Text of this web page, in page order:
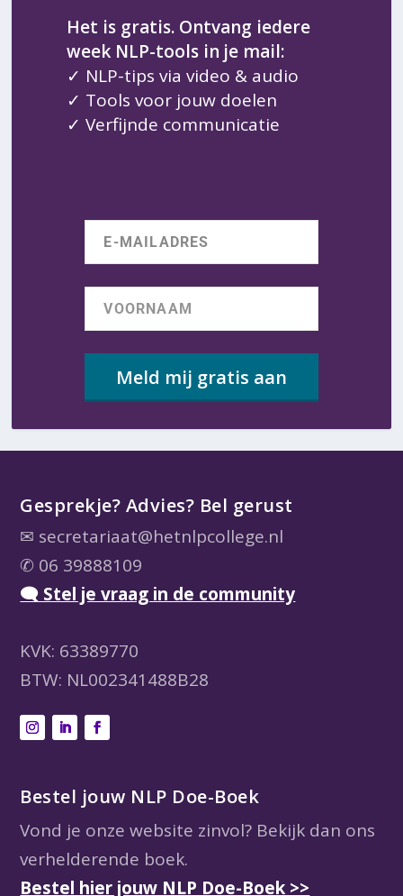
Het is gratis. Ontvang iedere
week NLP-tools in je mail:
✓ NLP-tips via video & audio
✓ Tools voor jouw doelen
✓ Verfijnde communicatie
Meld mij gratis aan
Gesprekje? Advies? Bel gerust
✉ secretariaat@hetnlpcollege.nl
✆ 06 39888109
🗨 Stel je vraag in de community
KVK: 63389770
BTW: NL002341488B28
Bestel jouw NLP Doe-Boek
Vond je onze website zinvol? Bekijk dan ons
verhelderende boek.
Bestel hier jouw NLP Doe-Boek >>